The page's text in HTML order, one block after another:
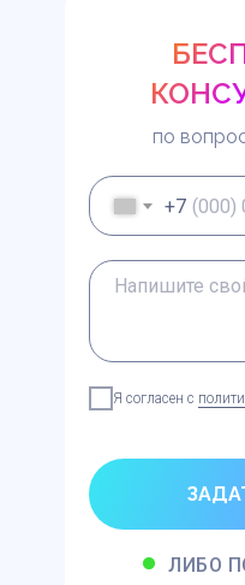
по
ЛИБО
+7
Я согласен с